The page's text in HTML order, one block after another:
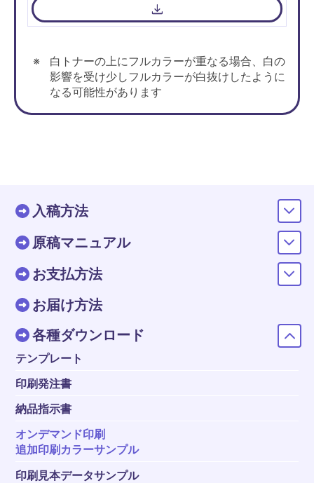
入稿方法
原稿マニュアル
お支払方法
お届け方法
各種ダウンロード
テンプレート
印刷発注書
納品指示書
オンデマンド印刷
追加印刷カラーサンプル
印刷見本データサンプル
白トナーの上にフルカラーが重なる場合、白の
影響を受け少しフルカラーが白抜けしたように
なる可能性があります